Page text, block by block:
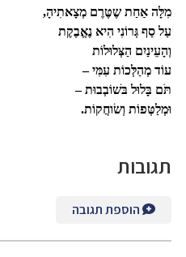
מִלָּה אַחַת שֶטֶּרֶם מְצָאתִיהָ,
עַל סַף גְּרוֹנִי הִיא נֶאֱבֶקֶת
וְהָעֵינַיִם הַצְּלוּלוֹת
עוֹד מְהַלְּכוֹת עִמִּי –
תֹּם בָּלוּל בּשׁוֹבְבוּת –
וּמְלַטְּפוֹת וְשׂוחֲקוֹת.
תגובות
הוספת תגובה